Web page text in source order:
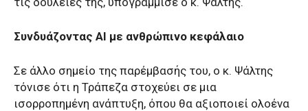
Συνδυάζοντας ΑΙ με ανθρώπινο κεφάλαιο
Σε άλλο σημείο της παρέμβασής του, ο κ. Ψάλτης
τόνισε ότι η Τράπεζα στοχεύει σε μια
ισορροπημένη ανάπτυξη, όπου θα αξιοποιεί ολοένα